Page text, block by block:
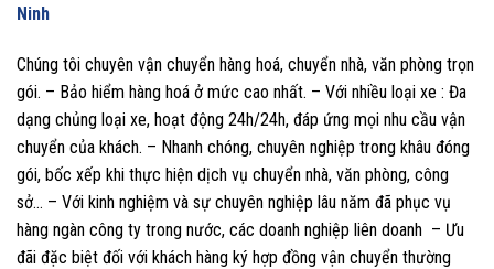
Ninh
Chúng tôi chuyên vận chuyển hàng hoá, chuyển nhà, văn phòng trọn
gói. – Bảo hiểm hàng hoá ở mức cao nhất. – Với nhiều loại xe : Đa
dạng chủng loại xe, hoạt động 24h/24h, đáp ứng mọi nhu cầu vận
chuyển của khách. – Nhanh chóng, chuyên nghiệp trong khâu đóng
gói, bốc xếp khi thực hiện dịch vụ chuyển nhà, văn phòng, công
sở… – Với kinh nghiệm và sự chuyên nghiệp lâu năm đã phục vụ
hàng ngàn công ty trong nước, các doanh nghiệp liên doanh – Ưu
đãi đặc biệt đối với khách hàng ký hợp đồng vận chuyển thường